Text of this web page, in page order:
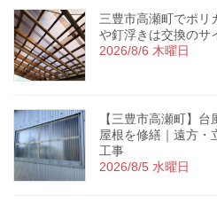
三豊市高瀬町でポリ
や釘浮きは交換のサ
2026/8/6 木曜日
【三豊市高瀬町】
屋根を修繕｜遠方・
工事
2026/8/5 水曜日